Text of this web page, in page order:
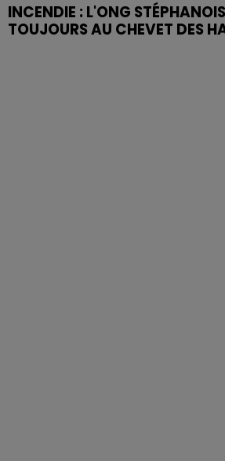
INCENDIE : L'ONG
TOUJOURS AU CHEVET DES